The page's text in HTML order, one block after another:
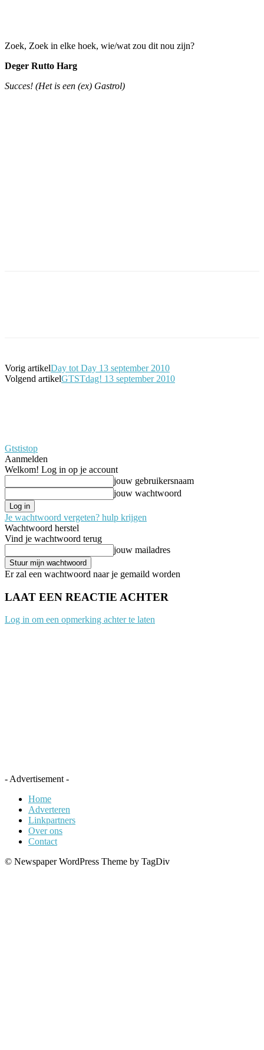
Zoek, Zoek in elke hoek, wie/wat zou dit nou zijn?
Deger Rutto Harg
Succes! (Het is een (ex) Gastrol)
Vorig artikelDay tot Day 13 september 2010
Volgend artikelGTSTdag! 13 september 2010
Gtstistop
Aanmelden
Welkom! Log in op je account
jouw gebruikersnaam
jouw wachtwoord
Je wachtwoord vergeten? hulp krijgen
Wachtwoord herstel
Vind je wachtwoord terug
jouw mailadres
Er zal een wachtwoord naar je gemaild worden
LAAT EEN REACTIE ACHTER
Log in om een opmerking achter te laten
- Advertisement -
Home
Adverteren
Linkpartners
Over ons
Contact
© Newspaper WordPress Theme by TagDiv